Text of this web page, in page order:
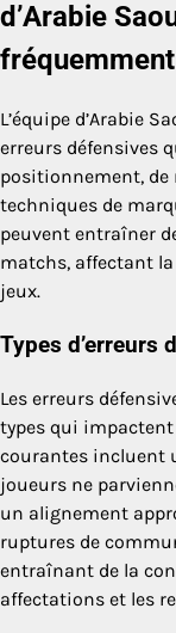
d’Arabie
L’équipe d’Arabie
erreurs défensives
positionnement,
techniques de
peuvent entraîner
matchs, affectant
jeux.
Types d’erreurs
Les erreurs
types qui impactent
courantes incluent
joueurs ne
un alignement
ruptures de
entraînant de la
affectations et les